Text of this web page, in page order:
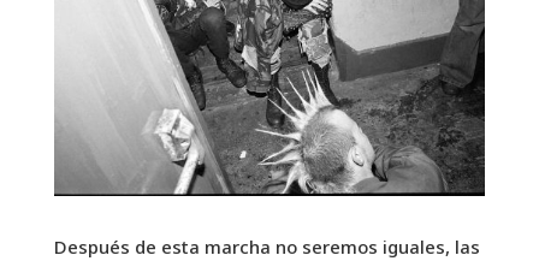
Después de esta marcha no seremos iguales, las